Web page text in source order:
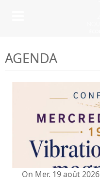
AGENDA
On Mer. 19 août 2026